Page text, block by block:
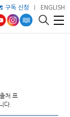
구독 신청 ENGLISH
처 표
다.